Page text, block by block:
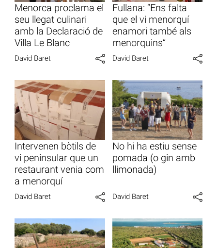
Menorca proclama el
seu llegat culinari
amb la Declaració de
Villa Le Blanc
David Baret
Fullana: “Ens falta
que el vi menorquí
enamori també als
menorquins”
David Baret
Intervenen bòtils de
vi peninsular que un
restaurant venia com
a menorquí
David Baret
No hi ha estiu sense
pomada (o gin amb
llimonada)
David Baret